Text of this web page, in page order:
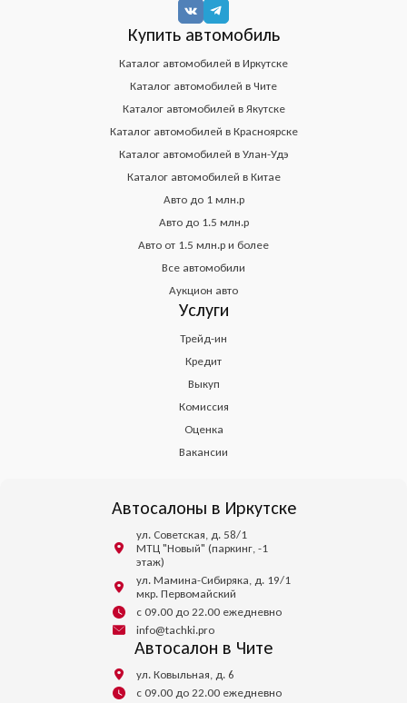
Купить автомобиль
Каталог автомобилей в Иркутске
Каталог автомобилей в Чите
Каталог автомобилей в Якутске
Каталог автомобилей в Красноярске
Каталог автомобилей в Улан-Удэ
Каталог автомобилей в Китае
Авто до 1 млн.р
Авто до 1.5 млн.р
Авто от 1.5 млн.р и более
Все автомобили
Аукцион авто
Услуги
Трейд-ин
Кредит
Выкуп
Комиссия
Оценка
Вакансии
Автосалоны в Иркутске
ул. Советская, д. 58/1
МТЦ "Новый" (паркинг, -1
этаж)
ул. Мамина-Сибиряка, д. 19/1
мкр. Первомайский
с 09.00 до 22.00 ежедневно
info@tachki.pro
Автосалон в Чите
ул. Ковыльная, д. 6
с 09.00 до 22.00 ежедневно